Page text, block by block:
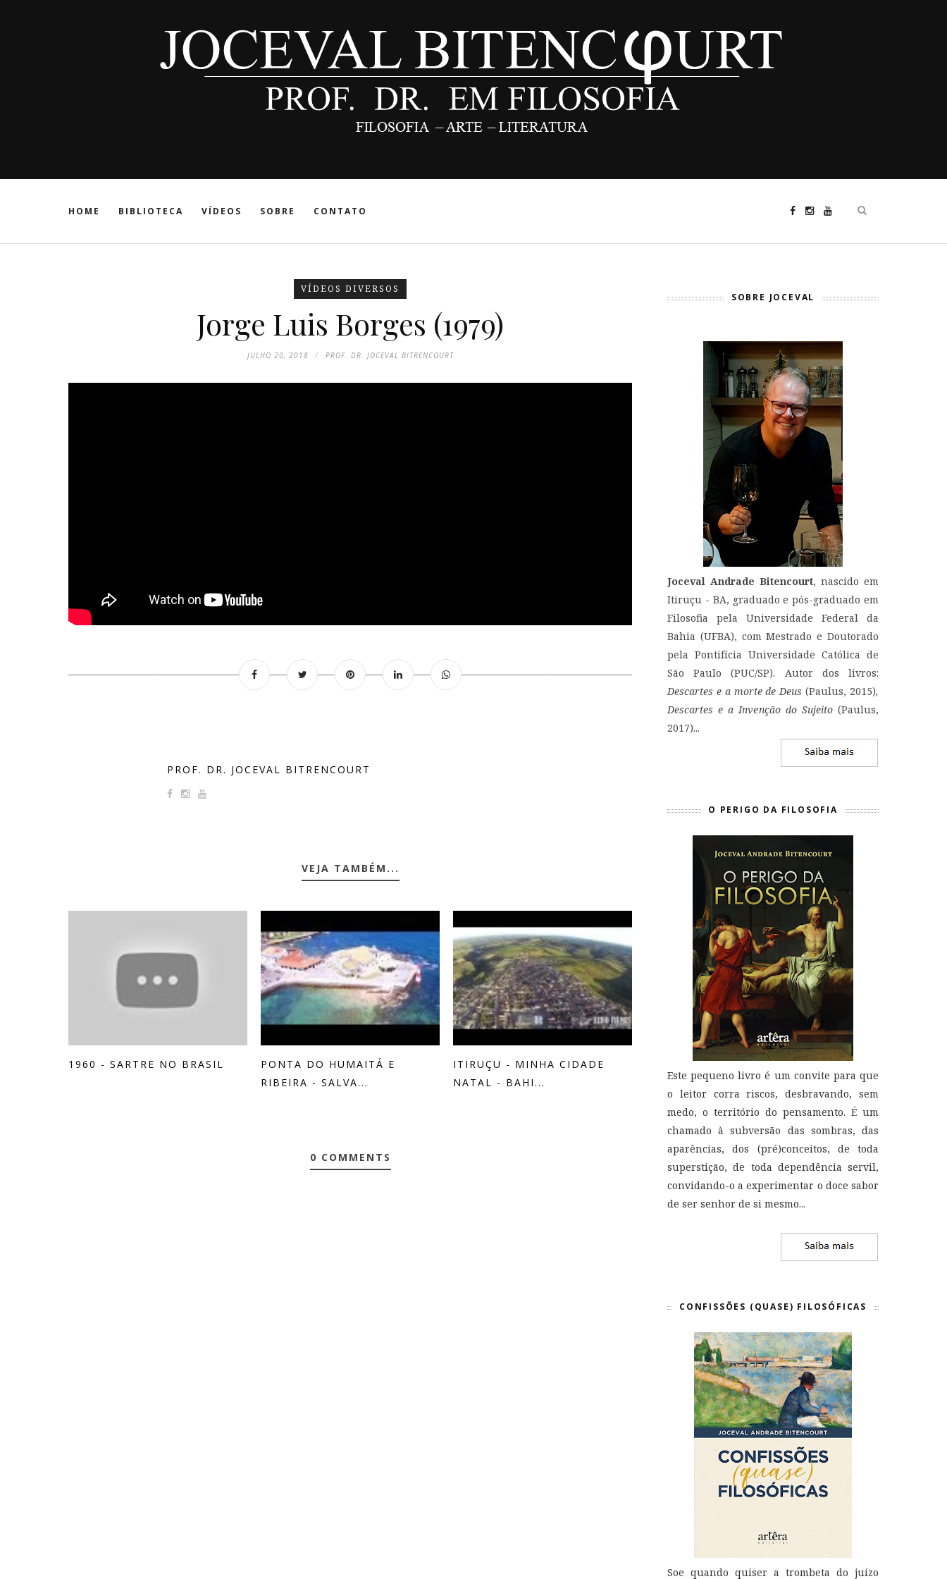
HOME BIBLIOTECA VÍDEOS SOBRE CONTATO
VÍDEOS DIVERSOS
Jorge Luis Borges (1979)
JULHO 20, 2018 PROF. DR. JOCEVAL BITRENCOURT
PROF. DR. JOCEVAL BITRENCOURT
VEJA TAMBÉM...
1960 - SARTRE NO BRASIL
PONTA DO HUMAITÁ E
RIBEIRA - SALVA...
ITIRUÇU - MINHA CIDADE
NATAL - BAHI...
0 COMMENTS
SOBRE JOCEVAL
Joceval Andrade Bitencourt, nascido em
Itiruçu - BA, graduado e pós-graduado em
Filosofia pela Universidade Federal da
Bahia (UFBA), com Mestrado e Doutorado
pela Pontifícia Universidade Católica de
São Paulo (PUC/SP). Autor dos livros:
Descartes e a morte de Deus(Paulus, 2015),
Descartes e a Invenção do Sujeito (Paulus,
2017)...
O PERIGO DA FILOSOFIA
Este pequeno livro é um convite para que
o leitor corra riscos, desbravando, sem
medo, o território do pensamento. É um
chamado à subversão das sombras, das
aparências, dos (pré)conceitos, de toda
superstição, de toda dependência servil,
convidando-o a experimentar o doce sabor
de ser senhor de si mesmo...
CONFISSÕES (QUASE) FILOSÓFICAS
Soe quando quiser a trombeta do juízo